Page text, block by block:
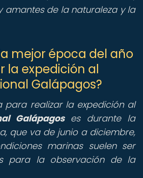
amantes de la naturaleza y la
mejor época del año
la expedición al
Galápagos?
para realizar la expedición al
Galápagoses durante la
que va de junio a diciembre,
marinas suelen ser
para la observación de la